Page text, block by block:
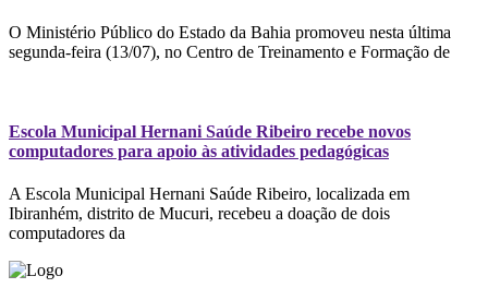
O Ministério Público do Estado da Bahia promoveu nesta última
segunda-feira (13/07), no Centro de Treinamento e Formação de
Escola Municipal Hernani Saúde Ribeiro recebe novos
computadores para apoio às atividades pedagógicas
A Escola Municipal Hernani Saúde Ribeiro, localizada em
Ibiranhém, distrito de Mucuri, recebeu a doação de dois
computadores da